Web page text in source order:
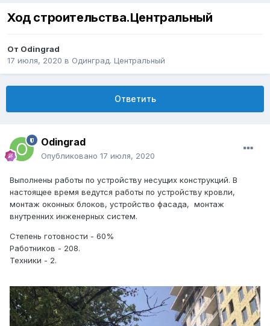
Ход строительства.Центральный
От Odingrad
17 июля, 2020 в Одинград. Центральный
Ответить
Odingrad
Опубликовано 17 июля, 2020
Выполнены работы по устройству несущих конструкций. В
настоящее время ведутся работы по устройству кровли,
монтаж оконных блоков, устройство фасада, монтаж
внутренних инженерных систем.
Степень готовности - 60%
Работников - 208.
Техники - 2.